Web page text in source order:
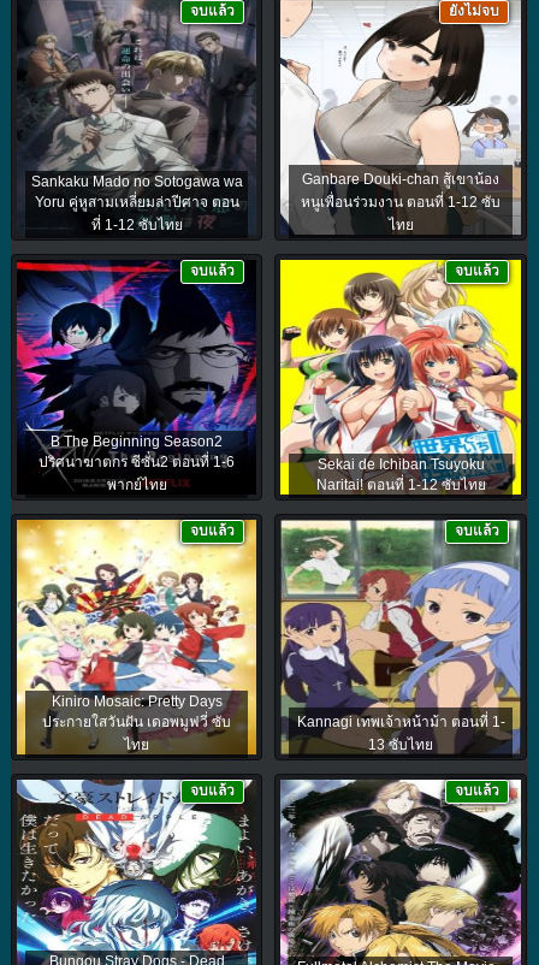
Sankaku Mado no Sotogawa wa
Yoru คู่หูสามเหลี่ยมล่าปีศาจ ตอน
ที่ 1-12 ซับไทย
จบแล้ว
Ganbare Douki-chan สู้เขาน้อง
หนูเพื่อนร่วมงาน ตอนที่ 1-12 ซับ
ไทย
ยังไม่จบ
B The Beginning Season2
ปริศนาฆาตกร ซีซั่น2 ตอนที่ 1-6
พากย์ไทย
จบแล้ว
Sekai de Ichiban Tsuyoku
Naritai! ตอนที่ 1-12 ซับไทย
จบแล้ว
Kiniro Mosaic: Pretty Days
ประกายใสวันฝัน เดอพมูฟวี่ ซับ
ไทย
จบแล้ว
Kannagi เทพเจ้าหน้าม้า ตอนที่ 1-
13 ซับไทย
จบแล้ว
Bungou Stray Dogs - Dead
จบแล้ว จบแล้ว